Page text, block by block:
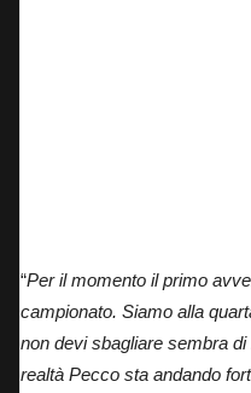
“Per il momento il primo
campionato. Siamo alla
non devi sbagliare sembra
realtà Pecco sta andando